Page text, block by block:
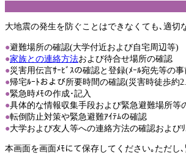
大地震の発生を防ぐことはできなくても､適
●避難場所の確認(大学付近および自宅周辺等)
●家族との連絡方法および待合せ場所の確認
●災害用伝言ｻｰﾋﾞｽの確認と登録(ﾒｰﾙ宛先等の
●帰宅ﾙｰﾄおよび所要時間の確認(災害時徒歩約
●緊急時ﾒﾓの作成･記入
●具体的な情報収集手段および緊急避難場所等
●転倒防止対策や緊急避難ｱｲﾃﾑの確認
●大学および友人等への連絡方法の確認および
本画面を画面ﾒﾓにて保存してください｡ただし